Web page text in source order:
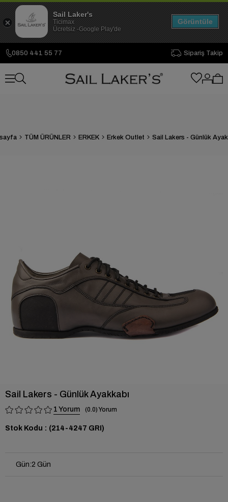
0850 441 55 77 Sipariş Takip
TÜM ÜRÜNLER ERKEK Erkek Outlet Sail Lakers - Günlük
Sail Lakers - Günlük Ayakkabı
1 0.0
Stok Kodu (214-4247 GRI)
Gün:2 Gün
Sail Laker's
Ticimax
Ücretsiz -Google Play'de
Görüntüle